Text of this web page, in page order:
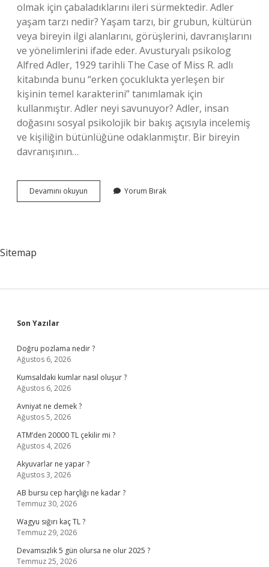
olmak için çabaladıklarını ileri sürmektedir. Adler
yaşam tarzı nedir? Yaşam tarzı, bir grubun, kültürün
veya bireyin ilgi alanlarını, görüşlerini, davranışlarını
ve yönelimlerini ifade eder. Avusturyalı psikolog
Alfred Adler, 1929 tarihli The Case of Miss R. adlı
kitabında bunu “erken çocuklukta yerleşen bir
kişinin temel karakterini” tanımlamak için
kullanmıştır. Adler neyi savunuyor? Adler, insan
doğasını sosyal psikolojik bir bakış açısıyla incelemiş
ve kişiliğin bütünlüğüne odaklanmıştır. Bir bireyin
davranışının…
Devamını okuyun
Karakteri
Yorum Bırak
Sitemap
Sidebar
Son Yazılar
Doğru pozlama nedir ?
Ağustos 6, 2026
Kumsaldaki kumlar nasıl oluşur ?
Ağustos 6, 2026
Avniyat ne demek ?
Ağustos 5, 2026
ATM’den 20000 TL çekilir mi ?
Ağustos 4, 2026
Akyuvarlar ne yapar ?
Ağustos 3, 2026
AB bursu cep harçlığı ne kadar ?
Temmuz 30, 2026
Wagyu sığırı kaç TL ?
Temmuz 29, 2026
Devamsızlık 5 gün olursa ne olur 2025 ?
Temmuz 25, 2026